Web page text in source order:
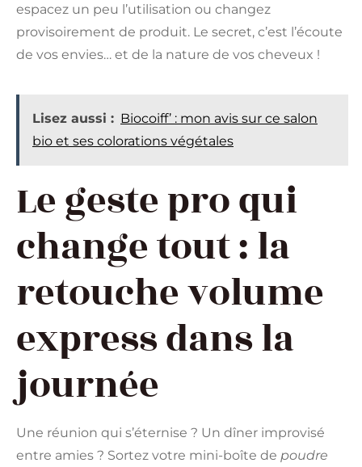
espacez un peu l’utilisation ou changez
provisoirement de produit. Le secret, c’est l’écoute
de vos envies… et de la nature de vos cheveux !
Lisez aussi : Biocoiff’ : mon avis sur ce salon
bio et ses colorations végétales
Le geste pro qui
change tout : la
retouche volume
express dans la
journée
Une réunion qui s’éternise ? Un dîner improvisé
entre amies ? Sortez votre mini-boîte de poudre